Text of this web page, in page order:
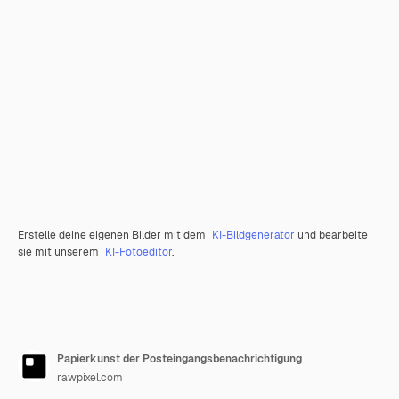
Erstelle deine eigenen Bilder mit dem KI-Bildgenerator und bearbeite
sie mit unserem KI-Fotoeditor.
Papierkunst der Posteingangsbenachrichtigung
rawpixel.com